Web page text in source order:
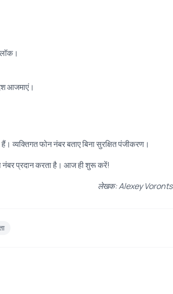
आजमाएं।
व्यक्तिगत फोन नंबर बताए बिना सुरक्षित पंजीकरण।
नंबर प्रदान करता है। आज ही शुरू करें!
लेखक: Alexey